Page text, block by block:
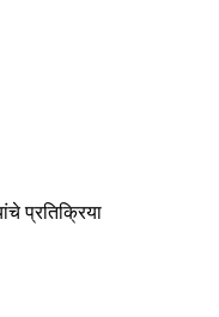
प्रतिक्रिया